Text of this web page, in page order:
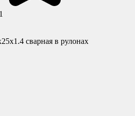
сварная в рулонах